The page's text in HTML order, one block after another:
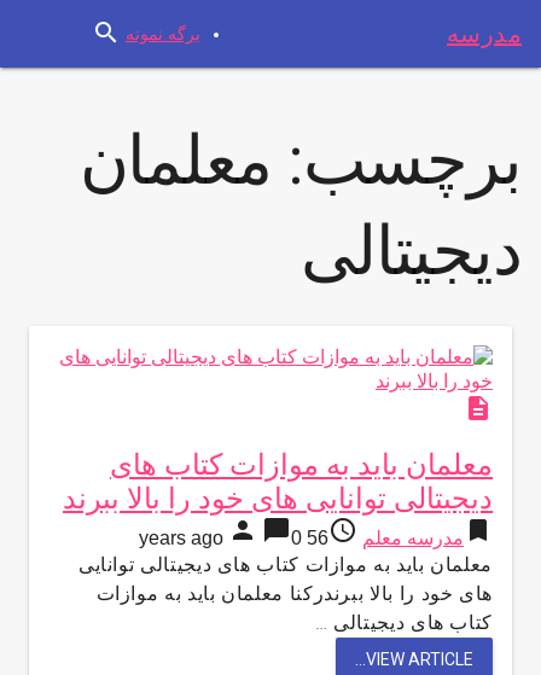
مدرسه برگه نمونه search
برچسب: معلمان
دیجیتالی
description
معلمان باید به موازات کتاب های
دیجیتالی توانایی های خود را بالا ببرند
bookmark مدرسه معلم access_time
56 years ago
person chat_bubble0
معلمان باید به موازات کتاب های دیجیتالی توانایی
های خود را بالا ببرندرکنا معلمان باید به موازات
کتاب های دیجیتالی …
VIEW ARTICLE...